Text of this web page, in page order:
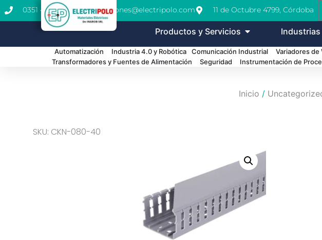
0351 462-1771 cotizaciones@electripolo.com 11 de Octubre 4799, Córdoba
Productos y Servicios
Automatización Industria 4.0 y Robótica Comunicación Industrial Variadores de
Transformadores y Fuentes de Alimentación
Seguridad Instrumentación de
Inicio /
SKU: CKN-080-40